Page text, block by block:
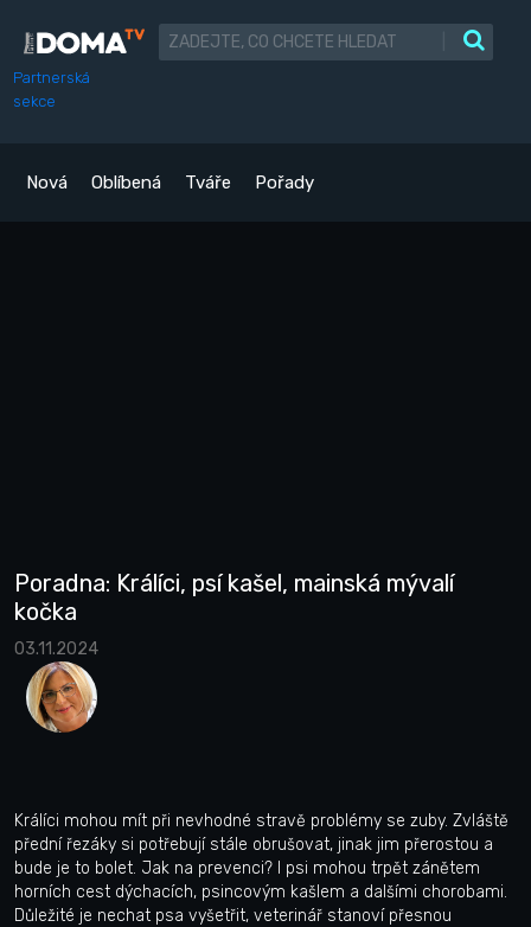
Partnerská
sekce
Nová Oblíbená Tváře Pořady
Poradna: Králíci, psí kašel, mainská mývalí
kočka
03.11.2024
Králíci mohou mít při nevhodné stravě problémy se zuby. Zvláště
přední řezáky si potřebují stále obrušovat, jinak jim přerostou a
bude je to bolet. Jak na prevenci? I psi mohou trpět zánětem
horních cest dýchacích, psincovým kašlem a dalšími chorobami.
Důležité je nechat psa vyšetřit, veterinář stanoví přesnou